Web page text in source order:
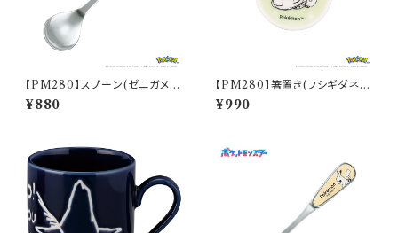
【PM280】スプーン(ゼニガメ)
【Daily Sketch】PM283-850
¥880
【PM280】箸置き(フシギダネ)
【Daily Sketch】PM281-402
¥990